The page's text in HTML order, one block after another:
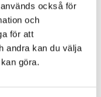
också för
och
för att
andra kan du välja
göra.
finns möjlighet
hemma och på